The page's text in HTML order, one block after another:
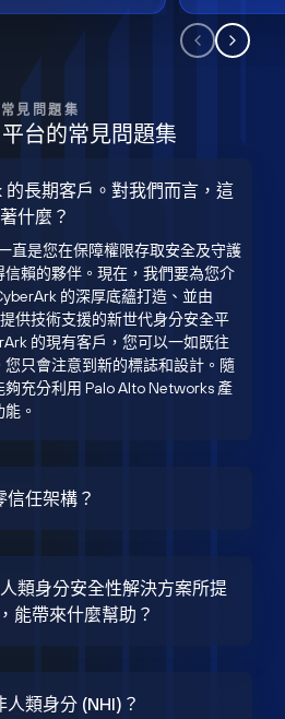
常見問題集
台的常見問題集
長期客戶。對我們而言，這
什麼？
直是您在保障權限存取安全及守護
信賴的夥伴。現在，我們要為您介
的深厚底蘊打造、並由
供技術支援的新世代身分安全平
的現有客戶，您可以一如既往
只會注意到新的標誌和設計。隨
充分利用 Palo Alto Networks 產
。
任架構？
類身分安全性解決方案所提
能帶來什麼幫助？
類身分 (NHI)？